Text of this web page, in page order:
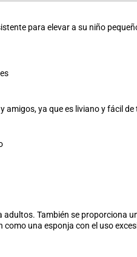
para elevar a su niño
amigos, ya que es liviano y fácil
También se proporciona
una esponja con el uso